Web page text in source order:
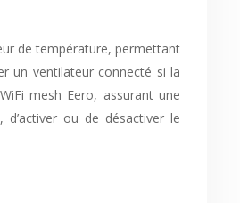
de température, permettant
un ventilateur connecté si la
mesh Eero, assurant une
ou de désactiver le